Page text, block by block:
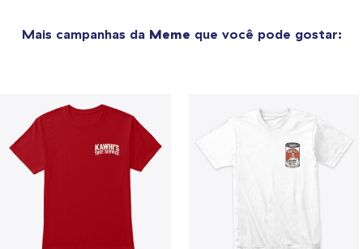
Mais campanhas da Meme que você pode gostar: